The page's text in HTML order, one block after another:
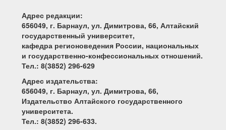
Адрес редакции:
656049, г. Барнаул, ул. Димитрова, 66, Алтайский
государственный университет,
кафедра регионоведения России, национальных
и государственно-конфессиональных отношений.
Тел.: 8(3852) 296-629
Адрес издательства:
656049, г. Барнаул, ул. Димитрова, 66,
Издательство Алтайского государственного
университета.
Тел.: 8(3852) 296-633.